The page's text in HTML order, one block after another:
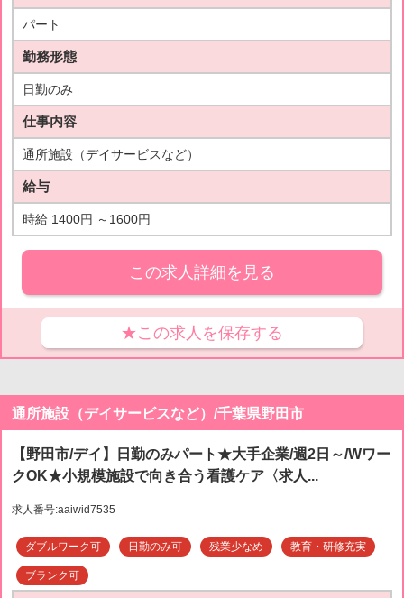
パート
勤務形態
日勤のみ
仕事内容
通所施設（デイサービスなど）
給与
時給 1400円 ～1600円
この求人詳細を見る
★この求人を保存する
通所施設（デイサービスなど）/千葉県野田市
【野田市/デイ】日勤のみパート★大手企業/週2日～/Wワー
クOK★小規模施設で向き合う看護ケア〈求人...
求人番号:aaiwid7535
ダブルワーク可 日勤のみ可 残業少なめ 教育・研修充実
ブランク可